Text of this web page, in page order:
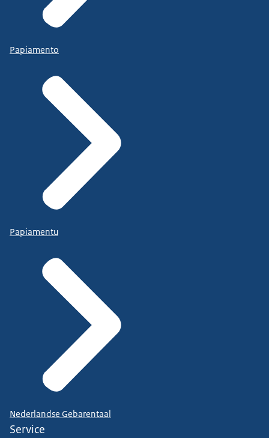
Papiamento
Papiamentu
Nederlandse Gebarentaal
Service